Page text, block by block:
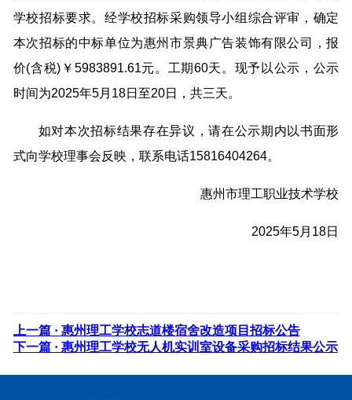
学校招标要求。经学校招标采购领导小组综合评审，确定
本次招标的中标单位为惠州市景典广告装饰有限公司，报
价(含税)￥5983891.61元。工期60天。现予以公示，公示
时间为2025年5月18日至20日，共三天。
如对本次招标结果存在异议，请在公示期内以书面形
式向学校理事会反映，联系电话15816404264。
惠州市理工职业技术学校
2025年5月18日
上一篇 · 惠州理工学校志道楼宿舍改造项目招标公告
下一篇 · 惠州理工学校无人机实训室设备采购招标结果公示